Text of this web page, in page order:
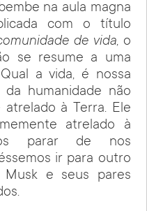
na aula magna
com o título
de vida, o
se resume a uma
a vida, é nossa
humanidade não
à Terra. Ele
atrelado à
parar de nos
ir para outro
Musk e seus pares